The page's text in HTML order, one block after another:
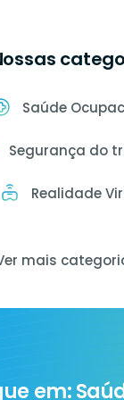
Saúde
Segurança do
Realidade
mais
em: